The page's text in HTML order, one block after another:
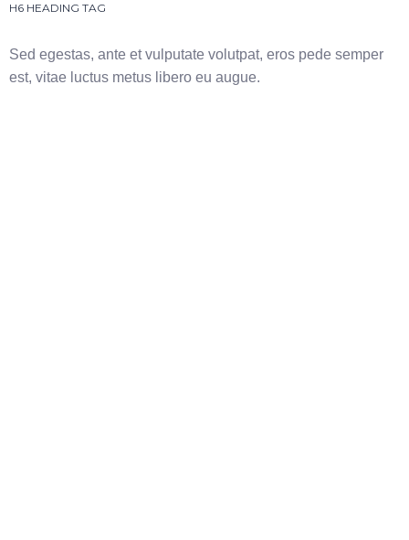
H6 HEADING TAG
Sed egestas, ante et vulputate volutpat, eros pede semper
est, vitae luctus metus libero eu augue.